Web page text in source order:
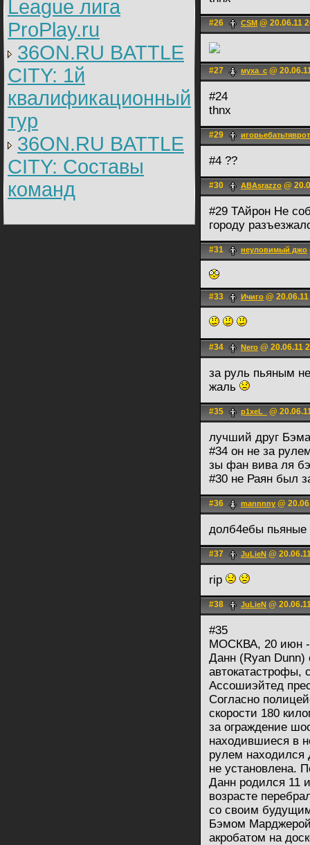
League лига
ProPlay.ru
36ON.RU BATTLE
CITY: 1й
квалификационный
тур
36ON.RU BATTLE
CITY: Составы
команд
#26 CSM @ 20.06.11
#27 муха_с @
#24
thnx
#29
#4 ??
#30 ABAsrazzo @
#29 ТАйрон Не
городу
#31 неуловимый джо
#33 Ичиго @
#34 Nero @ 20.06.11
за руль пьяным
жаль
#35 p1xeL_ @
лучший друг
#34 он не за
зы фан вива ля
#30 не Раян был
#36 mannnny @
долб4ебы пьяные
#37 JuLieN @
rip
#38 JuLieN @
#35
МОСКВА, 20 июн -
Данн (Ryan
автокатастрофы,
Ассошиэйтед
Согласно
скорости 180
за ограждение
находившиеся в
рулем находился
не установлена.
Данн родился 11
возрасте
со своим
Бэмом
акробатом на